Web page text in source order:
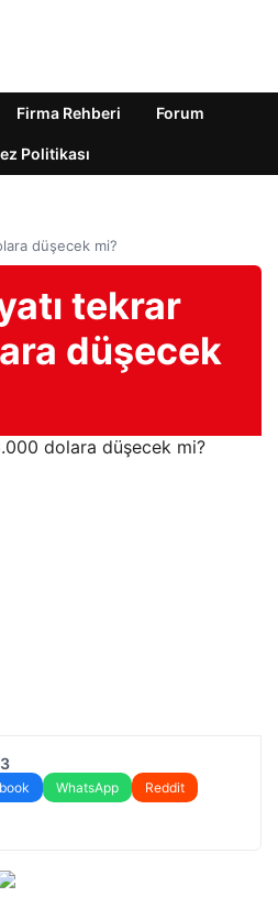
Firma Rehberi Forum
Politikası
düşecek mi?
tekrar
düşecek
WhatsApp
Reddit